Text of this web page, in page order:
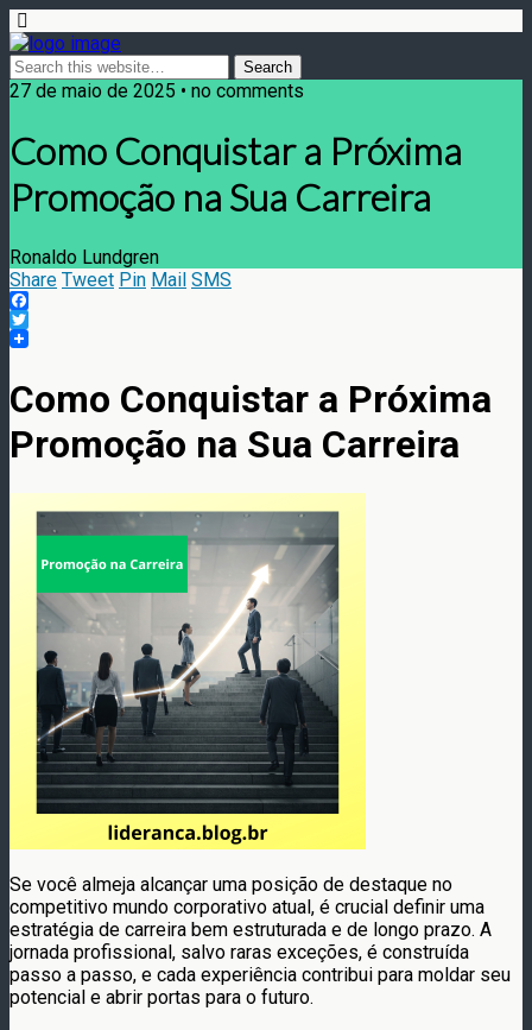
27 de maio de 2025 • no comments
Como Conquistar a Próxima
Promoção na Sua Carreira
Ronaldo Lundgren
Share Tweet Pin Mail SMS
Facebook
Twitter
Como Conquistar a Próxima
Promoção na Sua Carreira
Se você almeja alcançar uma posição de destaque no
competitivo mundo corporativo atual, é crucial definir uma
estratégia de carreira bem estruturada e de longo prazo. A
jornada profissional, salvo raras exceções, é construída
passo a passo, e cada experiência contribui para moldar seu
potencial e abrir portas para o futuro.